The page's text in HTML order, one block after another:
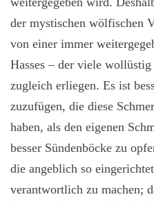
der mystischen wölfischen
von einer immer
Hasses – der viele
zugleich erliegen. Es ist
zuzufügen, die diese
haben, als den eigenen
besser Sündenböcke zu
die angeblich so
verantwortlich zu machen;